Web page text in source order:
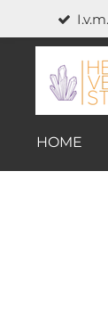
direct
hoofdinhoud
HOME